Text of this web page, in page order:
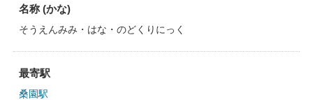
名称 (かな)
そうえんみみ・はな・のどくりにっく
最寄駅
桑園駅